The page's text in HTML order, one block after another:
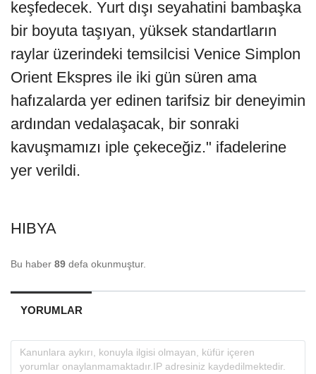
keşfedecek. Yurt dışı seyahatini bambaşka
bir boyuta taşıyan, yüksek standartların
raylar üzerindeki temsilcisi Venice Simplon
Orient Ekspres ile iki gün süren ama
hafızalarda yer edinen tarifsiz bir deneyimin
ardından vedalaşacak, bir sonraki
kavuşmamızı iple çekeceğiz." ifadelerine
yer verildi.
HIBYA
Bu haber 89 defa okunmuştur.
YORUMLAR